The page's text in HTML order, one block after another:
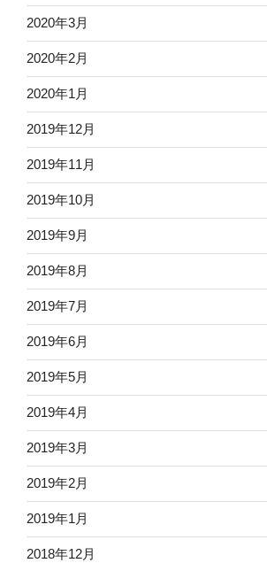
2020年3月
2020年2月
2020年1月
2019年12月
2019年11月
2019年10月
2019年9月
2019年8月
2019年7月
2019年6月
2019年5月
2019年4月
2019年3月
2019年2月
2019年1月
2018年12月